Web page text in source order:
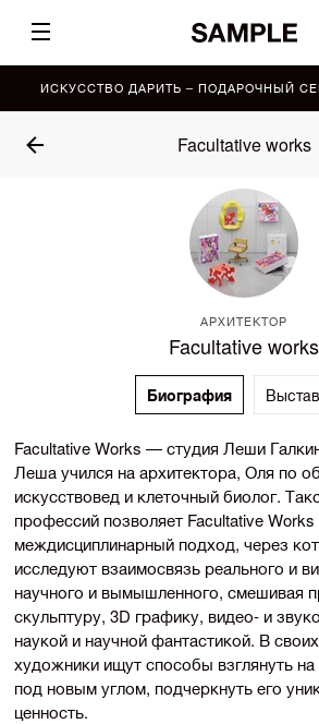
ИСКУССТВО ДАРИТЬ – ПОДАРОЧНЫЙ
Facultative works
АРХИТЕКТОР
Facultative works
Биография
Facultative Works — студия Леши
Леша учился на архитектора, Оля по
искусствовед и клеточный биолог.
профессий позволяет Facultative
междисциплинарный подход, через
исследуют взаимосвязь реального и
научного и вымышленного, смешивая
скульптуру, 3D графику, видео- и
наукой и научной фантастикой. В
художники ищут способы взглянуть
под новым углом, подчеркнуть его
ценность.